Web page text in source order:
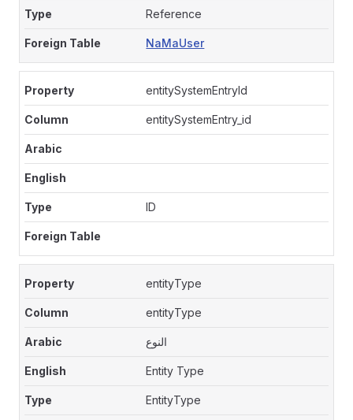
Reference
NaMaUser
entitySystemEntryId
entitySystemEntry_id
ID
entityType
entityType
النوع
Entity Type
EntityType